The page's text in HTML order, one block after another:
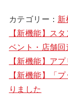
カテゴリー： 新
【新機能】ス
ベント・店舗回
【新機能】ア
【新機能】「
りました